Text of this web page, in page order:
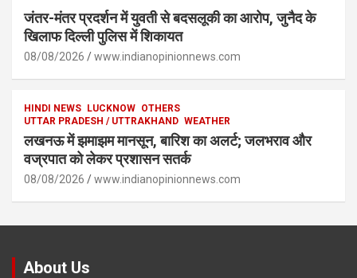
जंतर-मंतर प्रदर्शन में युवती से बदसलूकी का आरोप, जुनैद के
खिलाफ दिल्ली पुलिस में शिकायत
08/08/2026 www.indianopinionnews.com
HINDI NEWS LUCKNOW OTHERS
UTTAR PRADESH / UTTRAKHAND WEATHER
लखनऊ में झमाझम मानसून, बारिश का अलर्ट; जलभराव और
वज्रपात को लेकर प्रशासन सतर्क
08/08/2026 www.indianopinionnews.com
About Us